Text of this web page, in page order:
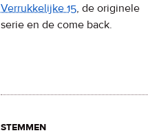
Verrukkelijke 15, de originele
serie en de come back.
stemmen